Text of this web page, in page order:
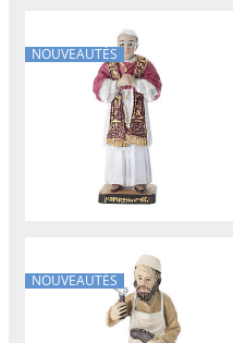
NOUVEAUTÉS
NOUVEAUTÉS